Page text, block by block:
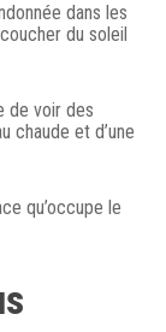
dans les
du soleil
de voir des
chaude et d’une
qu’occupe le